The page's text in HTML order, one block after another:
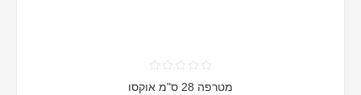
מטרפה 28 ס"מ אוקסו